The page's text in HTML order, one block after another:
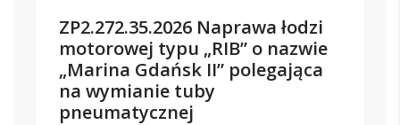
ZP2.272.35.2026 Naprawa łodzi
motorowej typu „RIB” o nazwie
„Marina Gdańsk II” polegająca
na wymianie tuby
pneumatycznej